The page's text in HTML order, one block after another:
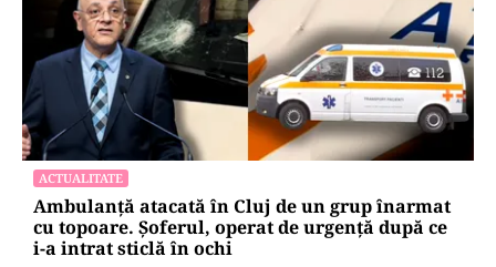
ACTUALITATE
Ambulanță atacată în Cluj de un grup înarmat
cu topoare. Șoferul, operat de urgență după ce
i-a intrat sticlă în ochi